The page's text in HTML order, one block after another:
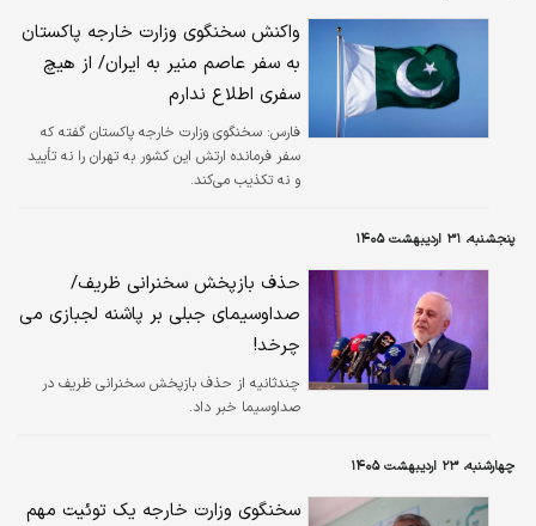
واکنش سخنگوی وزارت خارجه پاکستان
به سفر عاصم منیر به ایران/ از هیچ
سفری اطلاع ندارم
فارس: سخنگوی وزارت خارجه پاکستان گفته که
سفر فرمانده ارتش این کشور به تهران را نه تأیید
و نه تکذیب می‌کند.
پنجشنبه، ۳۱ اردیبهشت ۱۴۰۵
حذف بازپخش سخنرانی ظریف/
صداوسیمای جبلی بر پاشنه لجبازی می‌
چرخد!
چندثانیه از حذف بازپخش سخنرانی ظریف در
صداوسیما خبر داد.
چهارشنبه، ۲۳ اردیبهشت ۱۴۰۵
سخنگوی وزارت خارجه یک توئیت مهم